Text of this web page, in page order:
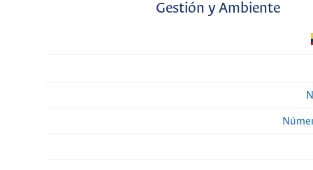
Gestión y Ambiente